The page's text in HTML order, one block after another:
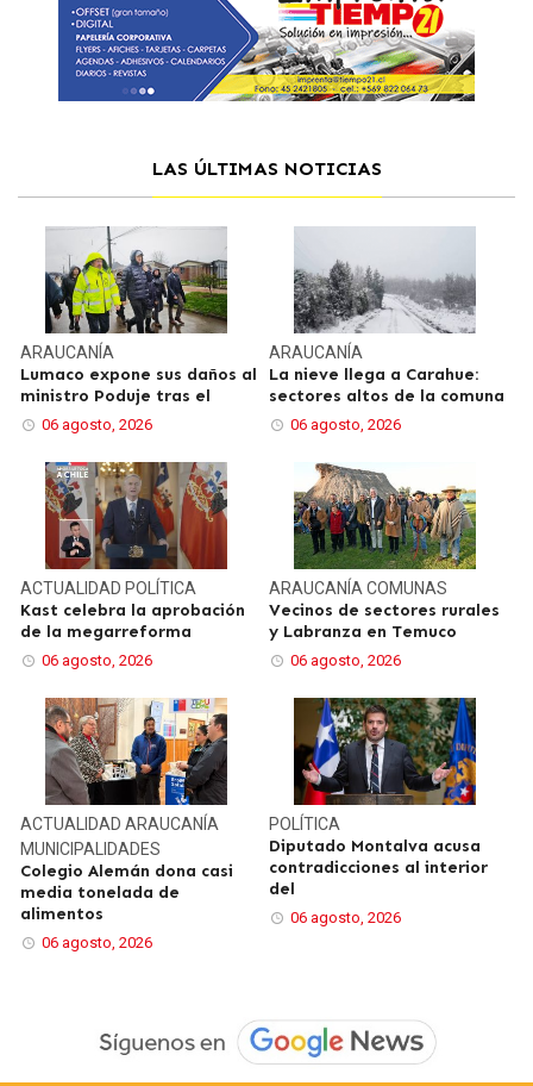
LAS ÚLTIMAS NOTICIAS
ARAUCANÍA
Lumaco expone sus daños al
ministro Poduje tras el
06 agosto, 2026
ARAUCANÍA
La nieve llega a Carahue:
sectores altos de la comuna
06 agosto, 2026
ACTUALIDAD POLÍTICA
Kast celebra la aprobación
de la megarreforma
06 agosto, 2026
ARAUCANÍA COMUNAS
Vecinos de sectores rurales
y Labranza en Temuco
06 agosto, 2026
ACTUALIDADARAUCANÍA
MUNICIPALIDADES
Colegio Alemán dona casi
media tonelada de
alimentos
06 agosto, 2026
POLÍTICA
Diputado Montalva acusa
contradicciones al interior
del
06 agosto, 2026